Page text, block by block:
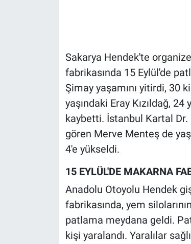
Sakarya Hendek'te
fabrikasında 15 Eylül'de
Şimay yaşamını yitirdi, 30
yaşındaki Eray Kızıldağ,
kaybetti. İstanbul Kartal
gören Merve Menteş de
4'e yükseldi.
15 EYLÜL'DE MAKARNA
Anadolu Otoyolu Hendek
fabrikasında, yem
patlama meydana geldi.
kişi yaralandı. Yaralılar
Koronavirüs
Ne demişti